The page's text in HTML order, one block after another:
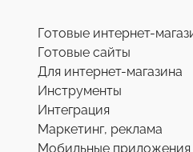
Готовые интернет-
Готовые сайты
Для интернет-магазина
Инструменты
Интеграция
Маркетинг, реклама
Мобильные приложения